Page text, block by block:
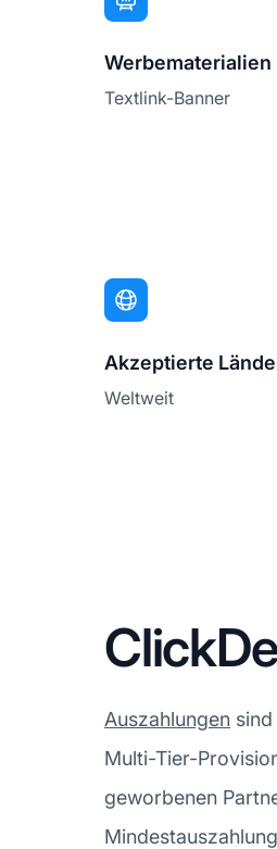
Werbematerialien
Textlink-Banner
Akzeptierte
Weltweit
Auszahlungen
Multi-Tier-
geworbenen